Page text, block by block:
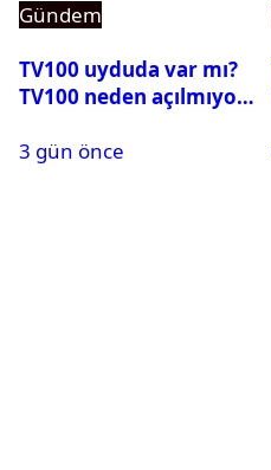
Gündem
TV100 uyduda var mı?
TV100 neden açılmıyor?
3 gün önce